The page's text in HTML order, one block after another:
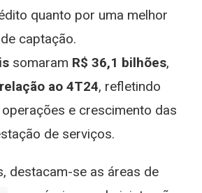
quanto por uma melhor
captação.
somaram R$ 36,1 bilhões,
ao 4T24, refletindo
e crescimento das
de serviços.
destacam-se as áreas de